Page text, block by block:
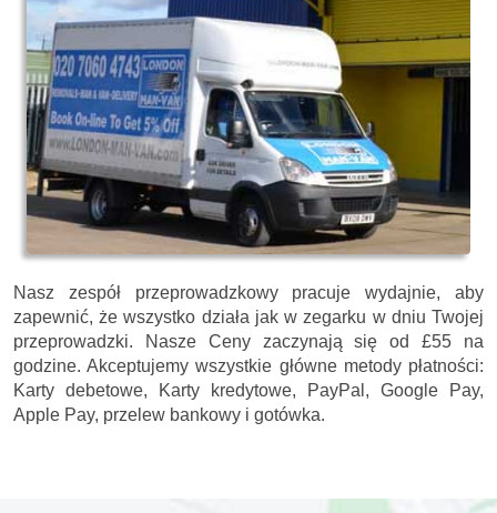
Nasz zespół przeprowadzkowy pracuje wydajnie, aby
zapewnić, że wszystko działa jak w zegarku w dniu Twojej
przeprowadzki. Nasze Ceny zaczynają się od £55 na
godzine. Akceptujemy wszystkie główne metody płatności:
Karty debetowe, Karty kredytowe, PayPal, Google Pay,
Apple Pay, przelew bankowy i gotówka.